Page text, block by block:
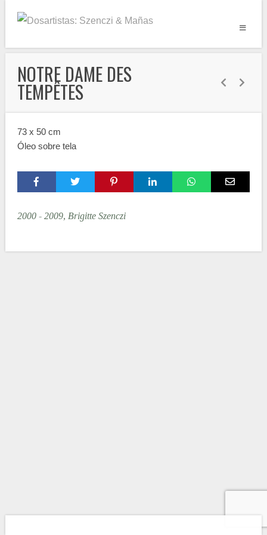
NOTRE DAME DES
TEMPÊTES
73 x 50 cm
Óleo sobre tela
2000 - 2009, Brigitte Szenczi